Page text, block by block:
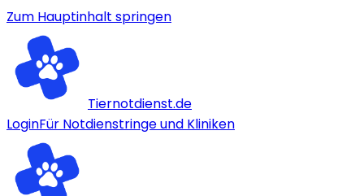
Zum Hauptinhalt springen
Tiernotdienst.de
LoginFür Notdienstringe und Kliniken